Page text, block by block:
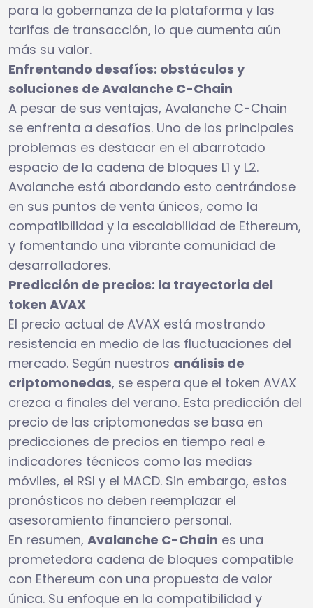
para la gobernanza de la plataforma y las
tarifas de transacción, lo que aumenta aún
más su valor.
Enfrentando desafíos: obstáculos y
soluciones de Avalanche C-Chain
A pesar de sus ventajas, Avalanche C-Chain
se enfrenta a desafíos. Uno de los principales
problemas es destacar en el abarrotado
espacio de la cadena de bloques L1 y L2.
Avalanche está abordando esto centrándose
en sus puntos de venta únicos, como la
compatibilidad y la escalabilidad de Ethereum,
y fomentando una vibrante comunidad de
desarrolladores.
Predicción de precios: la trayectoria del
token AVAX
El precio actual de AVAX está mostrando
resistencia en medio de las fluctuaciones del
mercado. Según nuestros análisis de
criptomonedas, se espera que el token AVAX
crezca a finales del verano. Esta predicción del
precio de las criptomonedas se basa en
predicciones de precios en tiempo real e
indicadores técnicos como las medias
móviles, el RSI y el MACD. Sin embargo, estos
pronósticos no deben reemplazar el
asesoramiento financiero personal.
En resumen, Avalanche C-Chain es una
prometedora cadena de bloques compatible
con Ethereum con una propuesta de valor
única. Su enfoque en la compatibilidad y